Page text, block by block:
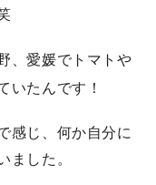
、愛媛でトマトや
いたんです！
感じ、何か自分に
ました。